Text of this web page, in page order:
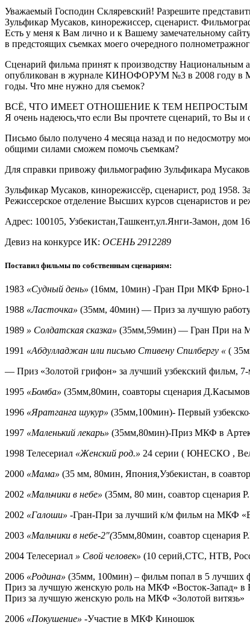
Уважаемый Господин Скляревский! Разрешите
Зульфикар Мусаков, кинорежиссер, сценарист.
Есть у меня к Вам лично и к Вашему замечательному
в предстоящих съемках моего очередного
Сценарий фильма принят к производству
опубликован в журнале КИНОФОРУМ №3 в 2008 году в
годы. Что мне нужно для съемок?
ВСЁ, ЧТО ИМЕЕТ ОТНОШЕНИЕ К ТЕМ НЕПРОСТЫМ
Я очень надеюсь,что если Вы прочтете сценарий, то Вы
Письмо было получено 4 месяца назад и по недосмотру
общими силами сможем помочь съемкам?
Для справки привожу фильмографию Зульфикара
Зульфикар Мусаков, кинорежиссёр, сценарист, род 1958.
Режиссерское отделение Высших курсов сценаристов и
Адрес: 100105, Узбекистан,Ташкент,ул.Янги-Замон, дом
Девиз на конкурсе ИК: ОСЕНЬ 2912289
Поставил фильмы по собственным сценариям:
1983 «Судный день» (16мм, 10мин) -Гран При МКФ Брно-
1988 «Ласточка» (35мм, 40мин) — Приз за лучшую работу
1989 » Солдатская сказка» (35мм,59мин) — Гран При на
1991 «Абдулладжан или письмо Стивену Спилбергу « (
— Приз «Золотой грифон» за лучший узбекский фильм,
1995 «Бомба» (35мм,80мин, соавторы сценария
1996 «Яратганга шукур» (35мм,100мин)- Первый
1997 «Маленький лекарь» (35мм,80мин)-Приз МКФ в
1998 Телесериал «Женский род.» 24 серии ( ЮНЕСКО ,
2000 «Мама» (35 мм, 80мин, Япония,Узбекистан, в
2002 «Мальчики в небе» (35мм, 80 мин, соавтор
2002 «Галоши» -Гран-При за лучший к/м фильм на МКФ
2003 «Мальчики в небе-2″(35мм,80мин, соавтор сценария
2004 Телесериал » Свой человек» (10 серий,СТС, НТВ,
2006 «Родина» (35мм, 100мин) – фильм попал в 5
Приз за лучшую женскую роль на МКФ «Восток-Запад» в
Приз за лучшую женскую роль на МКФ «Золотой витязь»
2006 «Покушение» -Участие в МКФ Киношок